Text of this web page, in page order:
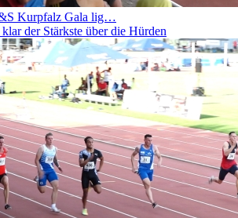
Kurpfalz Gala lig…
der Stärkste über die Hürden